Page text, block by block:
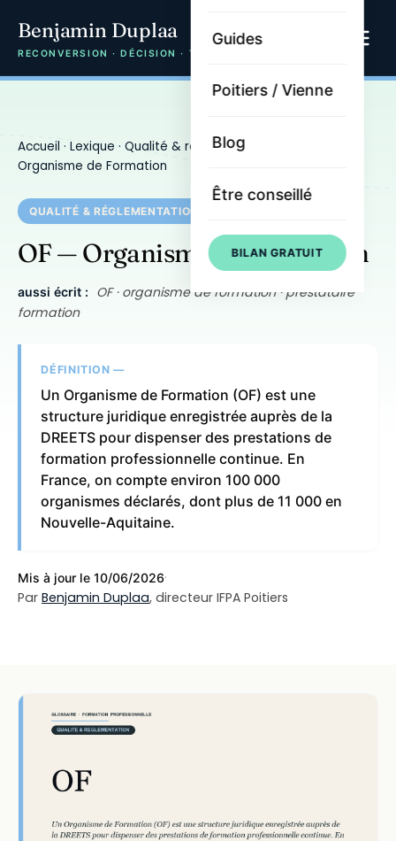
Benjamin Duplaa
RECONVERSION · DÉCISION · TRAJECTOIRE
Guides
Poitiers / Vienne
Blog
Être conseillé
BILAN GRATUIT
Accueil · Lexique · Qualité & réglementation
Organisme de Formation
QUALITÉ & RÉGLEMENTATION
OF — Organisme de Formation
aussi écrit :
OF · organisme de formation · prestataire
formation
DÉFINITION —
Un Organisme de Formation (OF) est une
structure juridique enregistrée auprès de la
DREETS pour dispenser des prestations de
formation professionnelle continue. En
France, on compte environ 100 000
organismes déclarés, dont plus de 11 000 en
Nouvelle-Aquitaine.
Mis à jour le 10/06/2026·
Par Benjamin Duplaa, directeur IFPA Poitiers